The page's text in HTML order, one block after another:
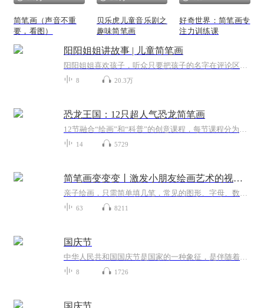
简笔画（声音不重
要，看图）
贝乐虎儿童音乐剧之
趣味简笔画
好奇世界：简笔画专
注力训练课
阳阳姐姐讲故事 | 儿童简笔画
阳阳姐姐喜欢孩子，听众只要把孩子的名字在评论区里留言，阳阳姐姐都可以在节目里叫出孩子的名字，与他们互动。作为画家的她，还会在这里更新儿童简笔画。增加了亲自环节的不少乐趣。订阅这个频道，您的孩子可以收获 ：创造力提升想象力提升思维力提升艺术...
8 20.3万
恐龙王国：12只超人气恐龙简笔画
12节融合“绘画”和“科普”的创意课程，每节课程分为：观察、总结、绘画和科普讲解四个部分。这绝不是一堂简单的简笔画课程，我们把适合低龄儿童的思维导图、简笔画和科普动画融合在了一起，打造出这么一堂这种创新课程。这系列课程可以培养孩子创造力、...
14 5729
简笔画变变变丨激发小朋友绘画艺术的视频课
亲子绘画，只需简单填几笔，常见的图形、字母、数字就能变出全新简笔画图案。 5位资深儿童插画师，历时6个月研发，每一个案例都是烧脑制作。每天一分钟的温馨亲子陪伴。简单有趣，易学易会，充分激发小朋友们的想象力和创造力。
63 8211
国庆节
中华人民共和国国庆节是国家的一种象征，是伴随着国家的出现而出现的。让我们用诗歌朗诵歌颂祖国的繁荣富强，国泰民安。
8 1726